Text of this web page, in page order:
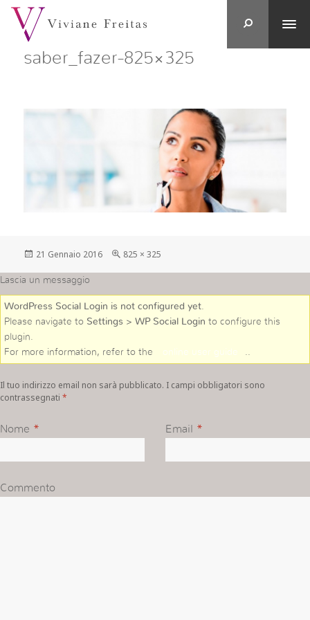
saber_fazer-825×325
Postato
21 Gennaio 2016
Full
825 × 325
Lascia un messaggio
WordPress Social Login is not configured yet.
Please navigate to Settings > WP Social Login to configure this
plugin.
For more information, refer to the
online user guide ..
Il tuo indirizzo email non sarà pubblicato. I campi obbligatori sono
contrassegnati *
Nome * Email *
Commento